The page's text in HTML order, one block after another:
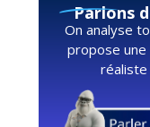
Parlons
On analyse
propose